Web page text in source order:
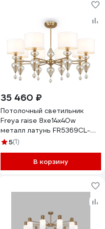
35 460 ₽
Потолочный светильник
Freya raise 8хe14x40w
металл латунь FR5369CL-
08BS
5(1)
В корзину